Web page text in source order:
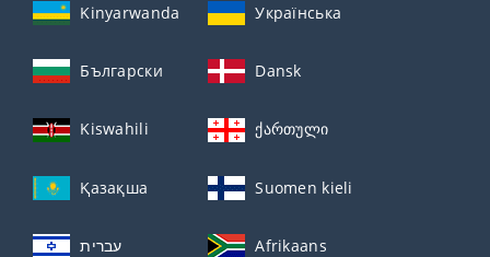
Kinyarwanda Українська
Български Dansk
Kiswahili ქართული
Қазақша Suomen kieli
עברית Afrikaans